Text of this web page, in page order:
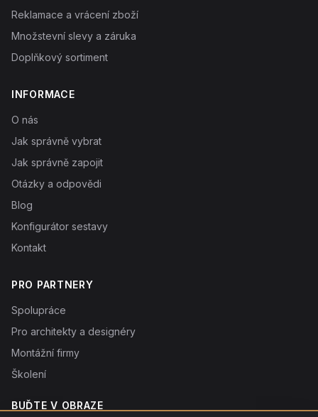
Reklamace a vrácení zboží
Množstevní slevy a záruka
Doplňkový sortiment
INFORMACE
O nás
Jak správně vybrat
Jak správně zapojit
Otázky a odpovědi
Blog
Konfigurátor sestavy
Kontakt
PRO PARTNERY
Spolupráce
Pro architekty a designéry
Montážní firmy
Školení
BUĎTE V OBRAZE